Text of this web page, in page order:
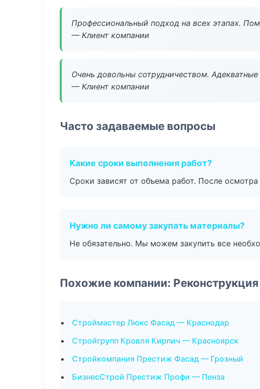
Профессиональный подход на всех этапах.
— Клиент компании
Очень довольны сотрудничеством.
— Клиент компании
Часто задаваемые вопросы
Какие сроки выполнения работ?
Сроки зависят от объема работ. После
Нужно ли самому закупать материалы?
Не обязательно. Мы можем закупить все
Похожие компании:
Строймастер Люкс Фасад — Краснодар
Стройгрупп Кровля Кирпич — Красноярск
Стройкомпания Престиж Фасад — Грозный
БизнесСтрой Престиж Профи — Пенза